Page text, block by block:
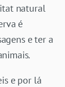
natural
é
e ter a
e por lá